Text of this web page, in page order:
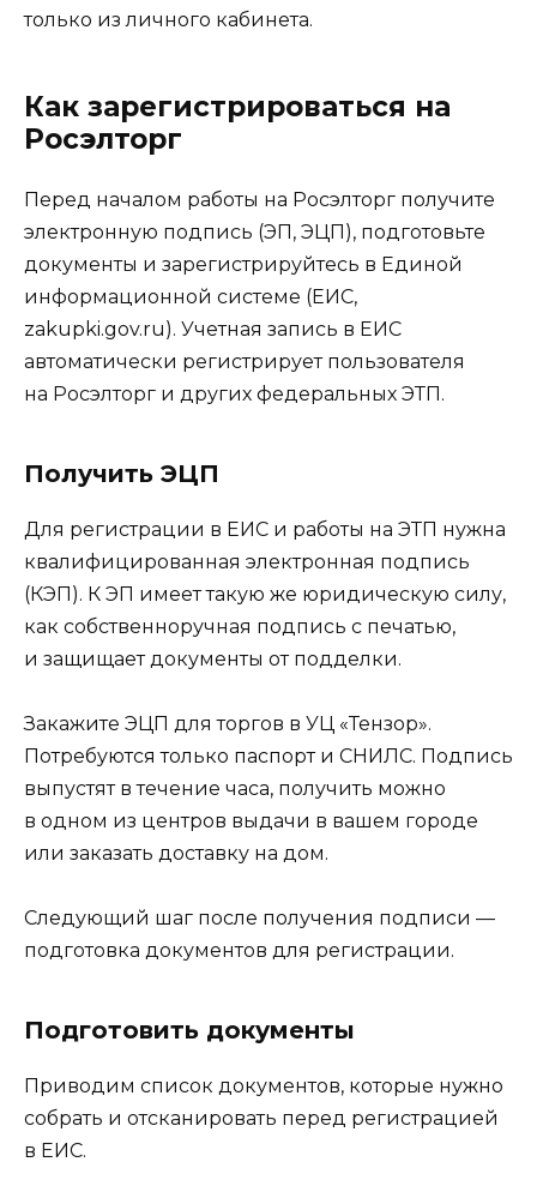
только из личного кабинета.
Как зарегистрироваться на
Росэлторг
Перед началом работы на Росэлторг получите
электронную подпись (ЭП, ЭЦП), подготовьте
документы и зарегистрируйтесь в Единой
информационной системе (ЕИС,
zakupki.gov.ru). Учетная запись в ЕИС
автоматически регистрирует пользователя
на Росэлторг и других федеральных ЭТП.
Получить ЭЦП
Для регистрации в ЕИС и работы на ЭТП нужна
квалифицированная электронная подпись
(КЭП). К ЭП имеет такую же юридическую силу,
как собственноручная подпись с печатью,
и защищает документы от подделки.
Закажите ЭЦП для торгов в УЦ «Тензор».
Потребуются только паспорт и СНИЛС. Подпись
выпустят в течение часа, получить можно
в одном из центров выдачи в вашем городе
или заказать доставку на дом.
Следующий шаг после получения подписи —
подготовка документов для регистрации.
Подготовить документы
Приводим список документов, которые нужно
собрать и отсканировать перед регистрацией
в ЕИС.